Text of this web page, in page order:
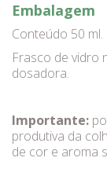
Embalagem
Conteúdo 50 ml.
Frasco de vidro
dosadora.
Importante:
produtiva da
de cor e aroma